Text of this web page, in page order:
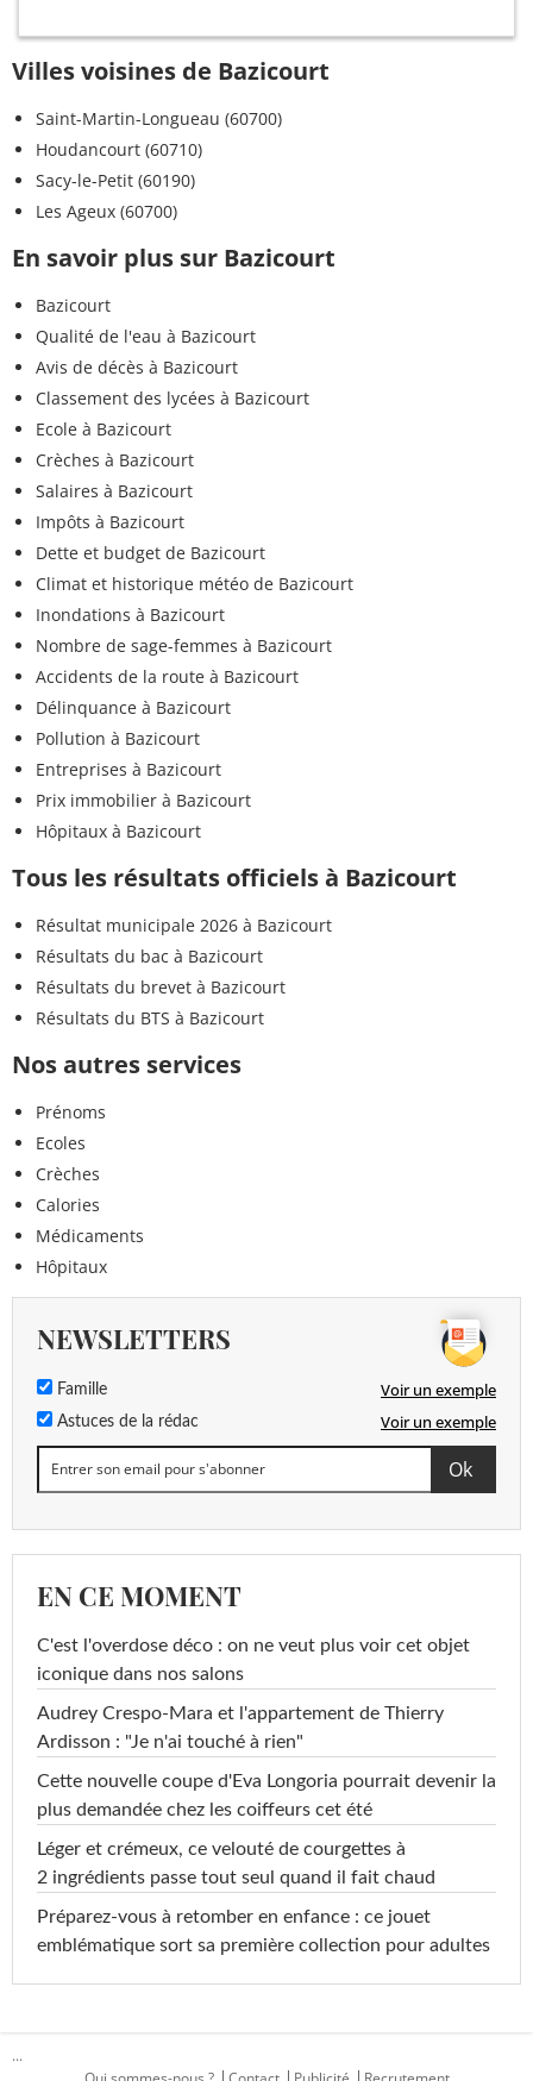
Villes voisines de Bazicourt
Saint-Martin-Longueau (60700)
Houdancourt (60710)
Sacy-le-Petit (60190)
Les Ageux (60700)
En savoir plus sur Bazicourt
Bazicourt
Qualité de l'eau à Bazicourt
Avis de décès à Bazicourt
Classement des lycées à Bazicourt
Ecole à Bazicourt
Crèches à Bazicourt
Salaires à Bazicourt
Impôts à Bazicourt
Dette et budget de Bazicourt
Climat et historique météo de Bazicourt
Inondations à Bazicourt
Nombre de sage-femmes à Bazicourt
Accidents de la route à Bazicourt
Délinquance à Bazicourt
Pollution à Bazicourt
Entreprises à Bazicourt
Prix immobilier à Bazicourt
Hôpitaux à Bazicourt
Tous les résultats officiels à Bazicourt
Résultat municipale 2026 à Bazicourt
Résultats du bac à Bazicourt
Résultats du brevet à Bazicourt
Résultats du BTS à Bazicourt
Nos autres services
Prénoms
Ecoles
Crèches
Calories
Médicaments
Hôpitaux
NEWSLETTERS
Famille Voir un exemple
Astuces de la rédac Voir un exemple
EN CE MOMENT
C'est l'overdose déco : on ne veut plus voir cet objet
iconique dans nos salons
Audrey Crespo-Mara et l'appartement de Thierry
Ardisson : "Je n'ai touché à rien"
Cette nouvelle coupe d'Eva Longoria pourrait devenir la
plus demandée chez les coiffeurs cet été
Léger et crémeux, ce velouté de courgettes à
2 ingrédients passe tout seul quand il fait chaud
Préparez-vous à retomber en enfance : ce jouet
emblématique sort sa première collection pour adultes
...